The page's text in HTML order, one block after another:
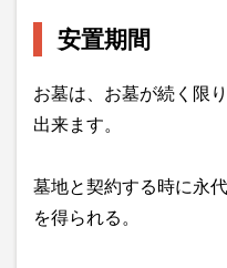
安置期間
お墓は、お墓が続く限
出来ます。
墓地と契約する時に永
を得られる。